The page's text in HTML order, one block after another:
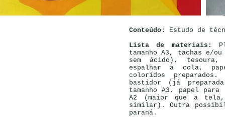
Conteúdo: Estudo de
Lista de materiais:
tamanho A3, tachas e/
sem ácido),
espalhar a cola,
coloridos
bastidor (já
tamanho A3, papel para
A2 (maior que a tela,
similar). Outra
paraná.